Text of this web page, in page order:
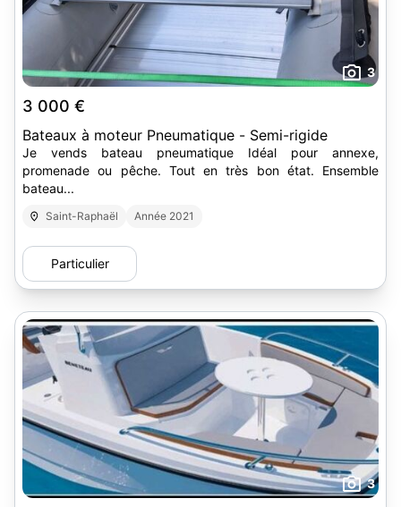
3
3 000 €
Bateaux à moteur Pneumatique - Semi-rigide
Je vends bateau pneumatique Idéal pour annexe,
promenade ou pêche. Tout en très bon état. Ensemble
bateau...
Saint-Raphaël Année 2021
Particulier
3